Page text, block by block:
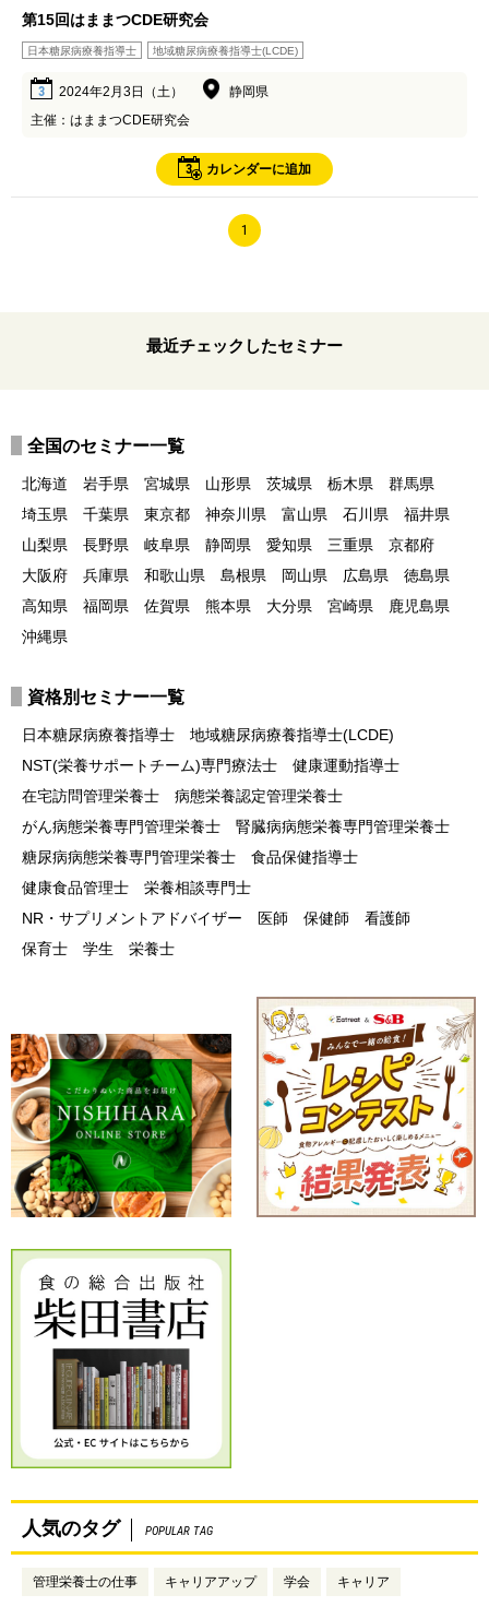
第15回はままつCDE研究会
日本糖尿病療養指導士 地域糖尿病療養指導士(LCDE)
3 2024年2月3日（土）
静岡県
主催：はままつCDE研究会
3 カレンダーに追加
1
最近チェックしたセミナー
全国のセミナー一覧
北海道 岩手県 宮城県 山形県 茨城県 栃木県
群馬県
埼玉県
千葉県 東京都 神奈川県 富山県 石川県
福井県
山梨県
長野県 岐阜県 静岡県 愛知県 三重県
京都府
大阪府
兵庫県 和歌山県 島根県 岡山県 広島県
徳島県
高知県
福岡県 佐賀県 熊本県 大分県 宮崎県
鹿児島県
沖縄県
資格別セミナー一覧
日本糖尿病療養指導士
地域糖尿病療養指導士(LCDE)
NST(栄養サポートチーム)専門療法士
健康運動指導士
在宅訪問管理栄養士
病態栄養認定管理栄養士
がん病態栄養専門管理栄養士
腎臓病病態栄養専門管理栄養士
糖尿病病態栄養専門管理栄養士
食品保健指導士
健康食品管理士
栄養相談専門士
NR・サプリメントアドバイザー
医師 保健師
看護師
保育士
学生 栄養士
人気のタグ POPULAR TAG
管理栄養士の仕事 キャリアアップ 学会 キャリア